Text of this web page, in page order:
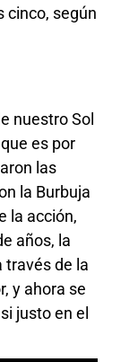
cinco, según
nuestro Sol
es por
las
la Burbuja
la acción,
años, la
través de la
y ahora se
justo en el